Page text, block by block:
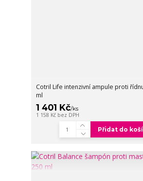
Cotril Life intenzivní ampule proti
ml
1 401 Kč/ks
1 158 Kč bez DPH
Přidat do